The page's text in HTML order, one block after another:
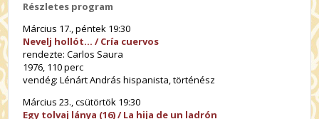
Részletes program
Március 17., péntek 19:30
Nevelj hollót… / Cría cuervos
rendezte: Carlos Saura
1976, 110 perc
vendég: Lénárt András hispanista, történész
Március 23., csütörtök 19:30
Egy tolvaj lánya (16) / La hija de un ladrón